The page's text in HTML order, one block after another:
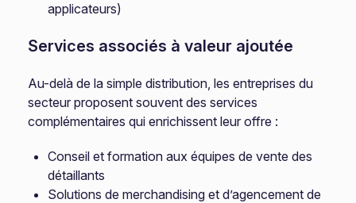
applicateurs)
Services associés à valeur ajoutée
Au-delà de la simple distribution, les entreprises du
secteur proposent souvent des services
complémentaires qui enrichissent leur offre :
Conseil et formation aux équipes de vente des
détaillants
Solutions de merchandising et d’agencement de